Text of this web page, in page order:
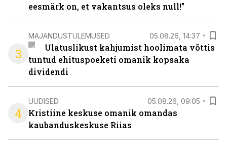
eesmärk on, et vakantsus oleks null!”
3
MAJANDUSTULEMUSED 05.08.26, 14:37
Ulatuslikust kahjumist hoolimata võttis
tuntud ehituspoeketi omanik kopsaka
dividendi
4
UUDISED 05.08.26, 09:05
Kristiine keskuse omanik omandas
kaubanduskeskuse Riias